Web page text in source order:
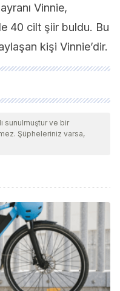
Vinnie,
40 cilt şiir buldu. Bu
kişi Vinnie’dir.
güvenilirliklerini,
için ekibimiz
makalenin bibliyografisi
Lectora: revista
sunulmuştur ve bir
Şüpheleriniz varsa,